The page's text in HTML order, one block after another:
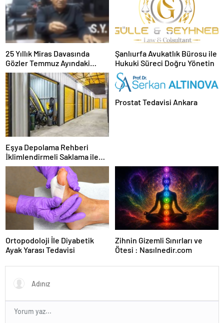
25 Yıllık Miras Davasında
Gözler Temmuz Ayındaki
Karar Duruşmasına Çevrildi
Şanlıurfa Avukatlık Bürosu ile
Hukuki Süreci Doğru Yönetin
Eşya Depolama Rehberi
İklimlendirmeli Saklama ile
Güvenli Kullanım
Prostat Tedavisi Ankara
Ortopodoloji İle Diyabetik
Ayak Yarası Tedavisi
Zihnin Gizemli Sınırları ve
Ötesi : Nasılnedir.com